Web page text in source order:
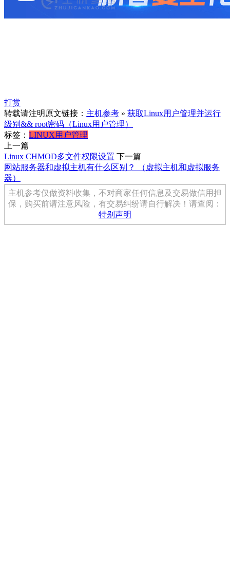
打赏
转载请注明原文链接： 主机参考 » 获取Linux用户管理并运行
级别&& root密码（Linux用户管理）
标签： LINUX用户管理
上一篇
Linux CHMOD多文件权限设置 下一篇
网站服务器和虚拟主机有什么区别？ （虚拟主机和虚拟服务
器）
主机参考仅做资料收集，不对商家任何信息及交易做信用担
保，购买前请注意风险，有交易纠纷请自行解决！请查阅：
特别声明